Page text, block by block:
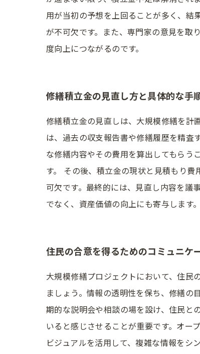
用が当初の予想を上回ることが多く、結
が不可欠です。また、専門家の意見を取
度向上につながるのです。
修繕積立金の見直し方と具体的な手
修繕積立金の見直しは、大規模修繕を計
は、過去の収支報告書や修繕履歴を精査
な修繕内容やその費用を算出してもらう
す。 その後、積立金の現状と見積もり
可欠です。最終的には、見直し内容を議
でなく、資産価値の向上にも寄与します
住民の合意を得るためのコミュニケ
大規模修繕プロジェクトにおいて、住民
ましょう。情報の透明性を保ち、修繕の
期的な説明会や相談の場を設け、住民と
いると感じさせることが重要です。オー
ビジュアルを活用して、複雑な情報を